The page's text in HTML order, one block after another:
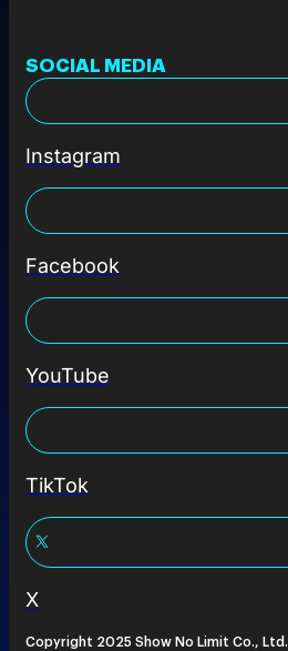
SOCIAL MEDIA
Instagram
Facebook
YouTube
TikTok
X
Copyright 2025 Show No Limit Co., Ltd.